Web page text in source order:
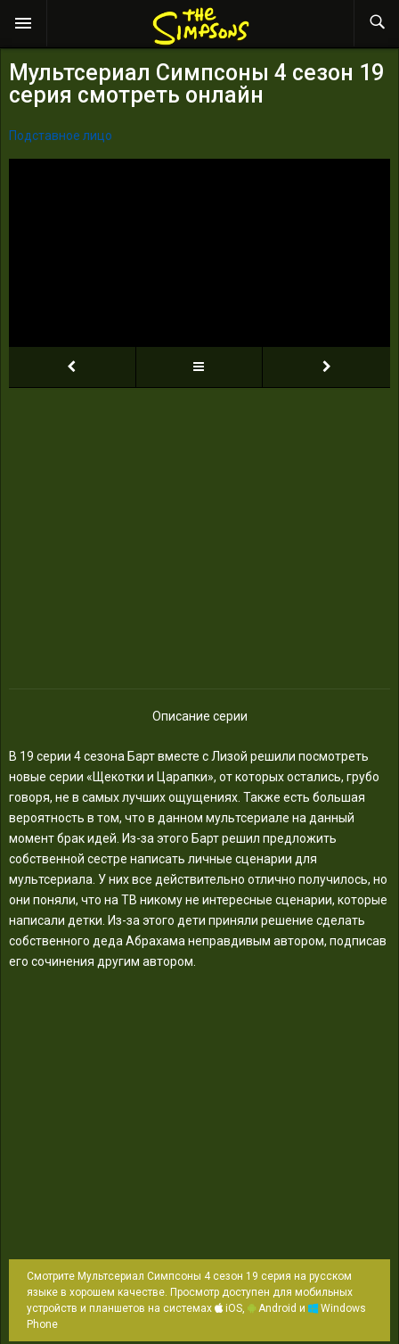
Мультсериал Симпсоны 4 сезон 19
серия смотреть онлайн
Подставное лицо
Описание серии
В 19 серии 4 сезона Барт вместе с Лизой решили посмотреть
новые серии «Щекотки и Царапки», от которых остались, грубо
говоря, не в самых лучших ощущениях. Также есть большая
вероятность в том, что в данном мультсериале на данный
момент брак идей. Из-за этого Барт решил предложить
собственной сестре написать личные сценарии для
мультсериала. У них все действительно отлично получилось, но
они поняли, что на ТВ никому не интересные сценарии, которые
написали детки. Из-за этого дети приняли решение сделать
собственного деда Абрахама неправдивым автором, подписав
его сочинения другим автором.
Смотрите Мультсериал Симпсоны 4 сезон 19 серия на русском
языке в хорошем качестве. Просмотр доступен для мобильных
устройств и планшетов на системах
iOS, Android и
Windows
Phone